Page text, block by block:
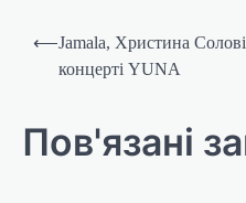
Навігація
записів
⟵Jamala, Христина
концерті YUNA
Пов'язані